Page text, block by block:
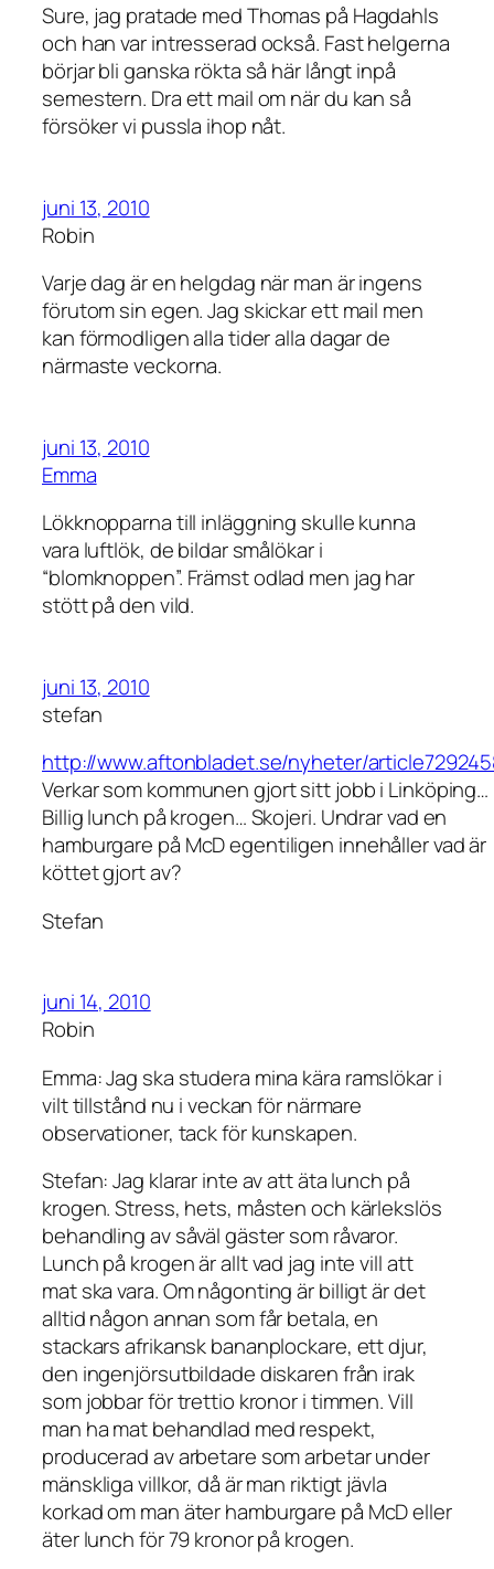
Sure, jag pratade med Thomas på Hagdahls
och han var intresserad också. Fast helgerna
börjar bli ganska rökta så här långt inpå
semestern. Dra ett mail om när du kan så
försöker vi pussla ihop nåt.
juni 13, 2010
Robin
Varje dag är en helgdag när man är ingens
förutom sin egen. Jag skickar ett mail men
kan förmodligen alla tider alla dagar de
närmaste veckorna.
juni 13, 2010
Emma
Lökknopparna till inläggning skulle kunna
vara luftlök, de bildar smålökar i
“blomknoppen”. Främst odlad men jag har
stött på den vild.
juni 13, 2010
stefan
http://www.aftonbladet.se/nyheter/
Verkar som kommunen gjort sitt jobb i Linköping…
Billig lunch på krogen… Skojeri. Undrar vad en
hamburgare på McD egentiligen innehåller vad är
köttet gjort av?
Stefan
juni 14, 2010
Robin
Emma: Jag ska studera mina kära ramslökar i
vilt tillstånd nu i veckan för närmare
observationer, tack för kunskapen.
Stefan: Jag klarar inte av att äta lunch på
krogen. Stress, hets, måsten och kärlekslös
behandling av såväl gäster som råvaror.
Lunch på krogen är allt vad jag inte vill att
mat ska vara. Om någonting är billigt är det
alltid någon annan som får betala, en
stackars afrikansk bananplockare, ett djur,
den ingenjörsutbildade diskaren från irak
som jobbar för trettio kronor i timmen. Vill
man ha mat behandlad med respekt,
producerad av arbetare som arbetar under
mänskliga villkor, då är man riktigt jävla
korkad om man äter hamburgare på McD eller
äter lunch för 79 kronor på krogen.